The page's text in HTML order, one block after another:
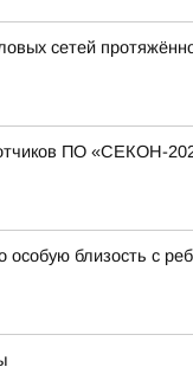
сетей
ПО «СЕКОН-
близость с